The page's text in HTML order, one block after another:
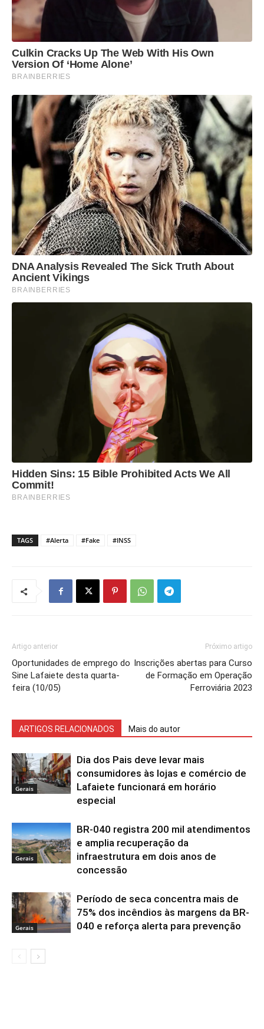
TAGS #Alerta #Fake #INSS
Artigo anterior
Oportunidades de emprego do
Sine Lafaiete desta quarta-
feira (10/05)
Próximo artigo
Inscrições abertas para Curso
de Formação em Operação
Ferroviária 2023
ARTIGOS RELACIONADOS Mais do autor
Gerais
Dia dos Pais deve levar mais
consumidores às lojas e comércio de
Lafaiete funcionará em horário
especial
Gerais
BR-040 registra 200 mil atendimentos
e amplia recuperação da
infraestrutura em dois anos de
concessão
Gerais
Período de seca concentra mais de
75% dos incêndios às margens da BR-
040 e reforça alerta para prevenção